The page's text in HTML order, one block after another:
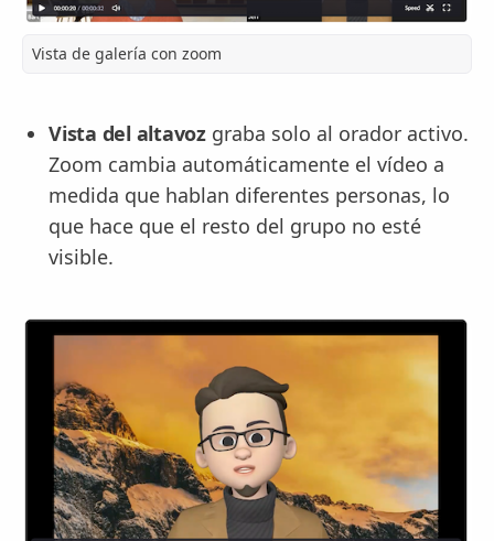
Vista de galería con zoom
Vista del altavozgraba solo al orador activo.
Zoom cambia automáticamente el vídeo a
medida que hablan diferentes personas, lo
que hace que el resto del grupo no esté
visible.